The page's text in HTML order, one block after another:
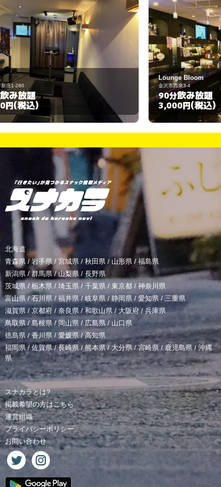
Lounge Bloom
金沢市西泉3-4
90分飲み放題
3,000円
金
北海道
青森県 / 岩手県/ 宮城県 / 秋田県 / 山形県/ 福島県
新潟県 /群馬県/山梨県 / 長野県
茨城県 / 栃木県 / 埼玉県 / 千葉県 / 東京都 / 神奈川県
富山県 /石川県/福井県/岐阜県 / 静岡県 / 愛知県 / 三重県
滋賀県 / 京都府 / 奈良県 / 和歌山県/ 大阪府 /兵庫県
鳥取県/ 島根県 /岡山県/ 広島県 / 山口県
徳島県 /香川県 / 愛媛県/高知県
福岡県/佐賀県/長崎県 /熊本県/ 大分県/宮崎県 /鹿児島県 / 沖縄
県
スナカラとは?
掲載希望の方はこちら
運営組織
プライバシーポリシー
お問い合わせ